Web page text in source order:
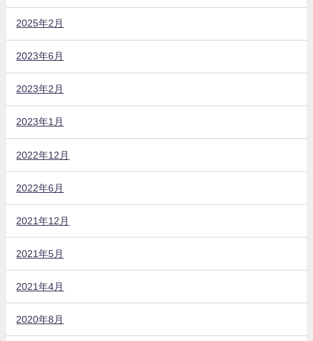
2025年2月
2023年6月
2023年2月
2023年1月
2022年12月
2022年6月
2021年12月
2021年5月
2021年4月
2020年8月